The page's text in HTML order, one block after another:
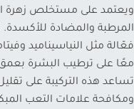
ويعتمد على مستخلص زهرة
المرطبة والمضادة
معًا على ترطيب البشرة
تساعد هذه التركيبة على
ومكافحة علامات التعب